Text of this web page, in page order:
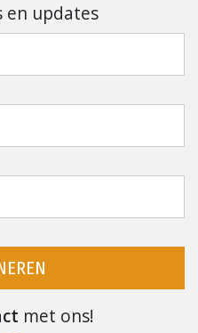
en updates
met ons!